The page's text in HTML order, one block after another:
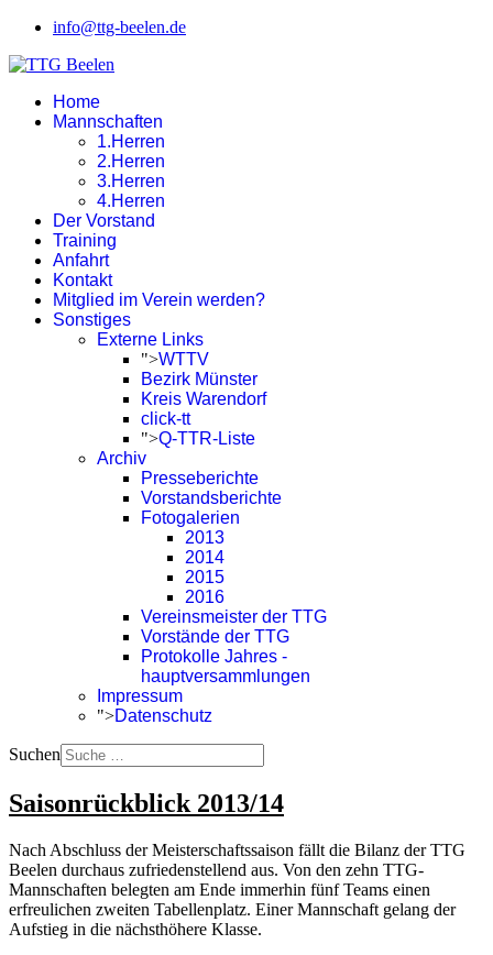
info@ttg-beelen.de
Home
Mannschaften
1.Herren
2.Herren
3.Herren
4.Herren
Der Vorstand
Training
Anfahrt
Kontakt
Mitglied im Verein werden?
Sonstiges
Externe Links
">WTTV
Bezirk Münster
Kreis Warendorf
click-tt
">Q-TTR-Liste
Archiv
Presseberichte
Vorstandsberichte
Fotogalerien
2013
2014
2015
2016
Vereinsmeister der TTG
Vorstände der TTG
Protokolle Jahres -
hauptversammlungen
Impressum
">Datenschutz
Suchen
Saisonrückblick 2013/14
Nach Abschluss der Meisterschaftssaison fällt die Bilanz der TTG
Beelen durchaus zufriedenstellend aus. Von den zehn TTG-
Mannschaften belegten am Ende immerhin fünf Teams einen
erfreulichen zweiten Tabellenplatz. Einer Mannschaft gelang der
Aufstieg in die nächsthöhere Klasse.